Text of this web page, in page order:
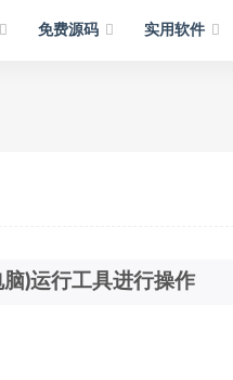
免费源码 实用软件
脑)运行工具进行操作